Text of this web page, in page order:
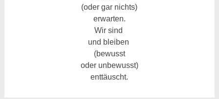
(oder gar nichts)
erwarten.
Wir sind
und bleiben
(bewusst
oder unbewusst)
enttäuscht.